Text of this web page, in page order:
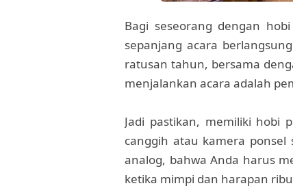
Bagi seseorang dengan
sepanjang acara
ratusan tahun, bersama
menjalankan acara adalah
Jadi pastikan, memiliki hobi
canggih atau kamera
analog, bahwa Anda harus
ketika mimpi dan harapan